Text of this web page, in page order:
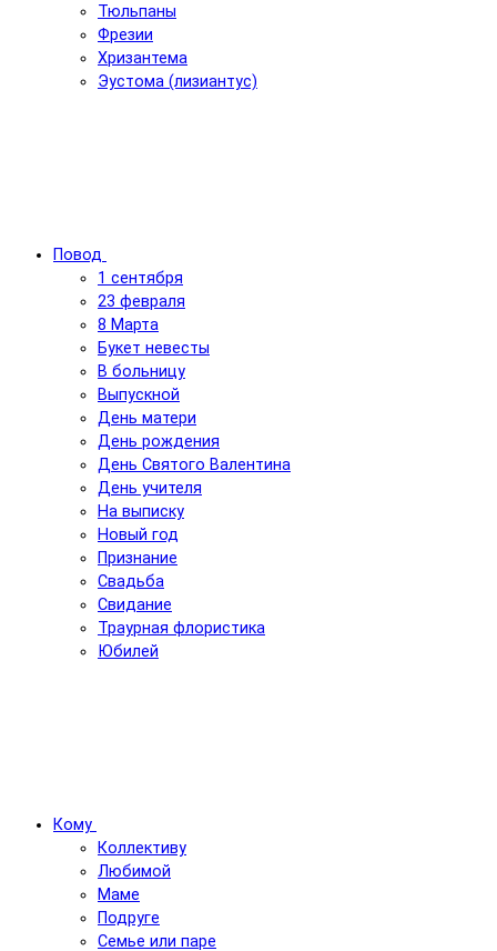
Тюльпаны
Фрезии
Хризантема
Эустома (лизиантус)
Повод
1 сентября
23 февраля
8 Марта
Букет невесты
В больницу
Выпускной
День матери
День рождения
День Святого Валентина
День учителя
На выписку
Новый год
Признание
Свадьба
Свидание
Траурная флористика
Юбилей
Кому
Коллективу
Любимой
Маме
Подруге
Семье или паре